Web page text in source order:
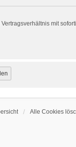
mit
Alle Cookies